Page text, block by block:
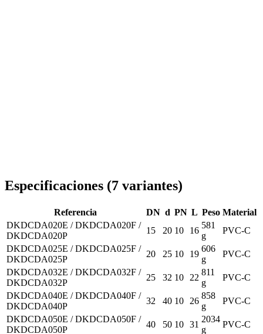
Especificaciones (7 variantes)
Referencia DN d PN L Peso Material
DKDCDA020E / DKDCDA020F /
DKDCDA020P
15 20 10 16
581
g
PVC-C
DKDCDA025E / DKDCDA025F /
DKDCDA025P
20 25 10 19
606
g
PVC-C
DKDCDA032E / DKDCDA032F /
DKDCDA032P
25 32 10 22
811
g
PVC-C
DKDCDA040E / DKDCDA040F /
DKDCDA040P
32 40 10 26
858
g
PVC-C
DKDCDA050E / DKDCDA050F /
DKDCDA050P
40 50 10 31
2034
g
PVC-C